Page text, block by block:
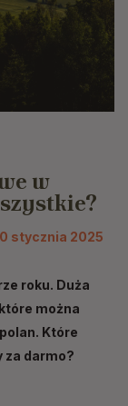
w
stycznia 2025
roku. Duża
można
Które
za darmo?